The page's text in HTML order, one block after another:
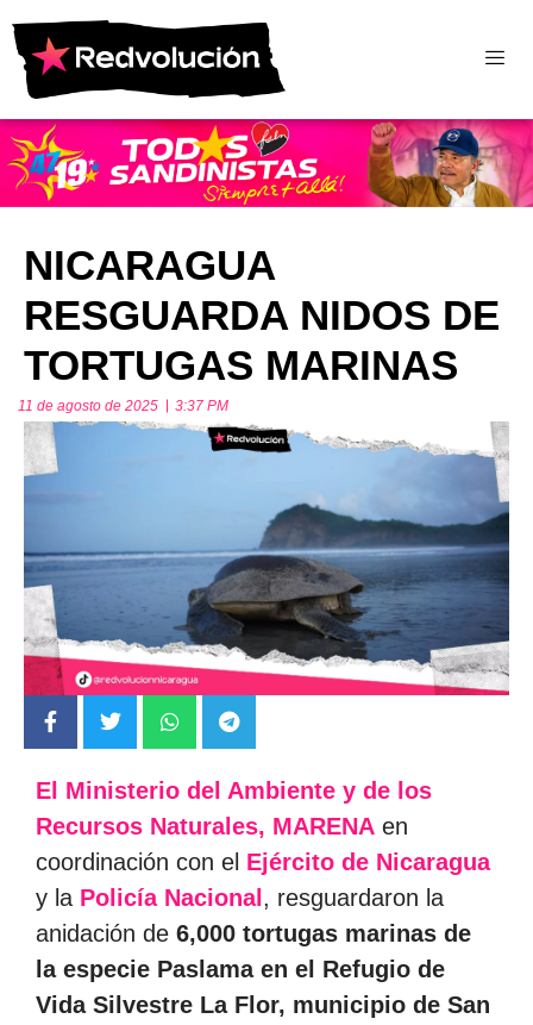
NICARAGUA
RESGUARDA NIDOS DE
TORTUGAS MARINAS
11 de agosto de 2025 3:37 PM
El Ministerio del Ambiente y de los
Recursos Naturales, MARENA en
coordinación con el Ejército de Nicaragua
y la Policía Nacional , resguardaron la
anidación de 6,000 tortugas marinas de
la especie Paslama en el Refugio de
Vida Silvestre La Flor, municipio de San